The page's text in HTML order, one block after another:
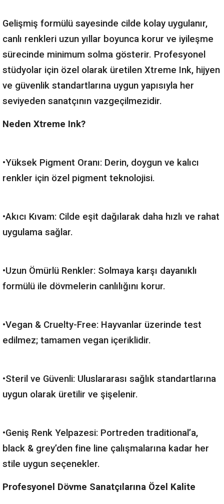
Gelişmiş formülü sayesinde cilde kolay uygulanır,
canlı renkleri uzun yıllar boyunca korur ve iyileşme
sürecinde minimum solma gösterir. Profesyonel
stüdyolar için özel olarak üretilen Xtreme Ink, hijyen
ve güvenlik standartlarına uygun yapısıyla her
seviyeden sanatçının vazgeçilmezidir.
Neden Xtreme Ink?
•Yüksek Pigment Oranı: Derin, doygun ve kalıcı
renkler için özel pigment teknolojisi.
•Akıcı Kıvam: Cilde eşit dağılarak daha hızlı ve rahat
uygulama sağlar.
•Uzun Ömürlü Renkler: Solmaya karşı dayanıklı
formülü ile dövmelerin canlılığını korur.
•Vegan & Cruelty-Free: Hayvanlar üzerinde test
edilmez; tamamen vegan içeriklidir.
•Steril ve Güvenli: Uluslararası sağlık standartlarına
uygun olarak üretilir ve şişelenir.
•Geniş Renk Yelpazesi: Portreden traditional’a,
black & grey’den fine line çalışmalarına kadar her
stile uygun seçenekler.
Profesyonel Dövme Sanatçılarına Özel Kalite